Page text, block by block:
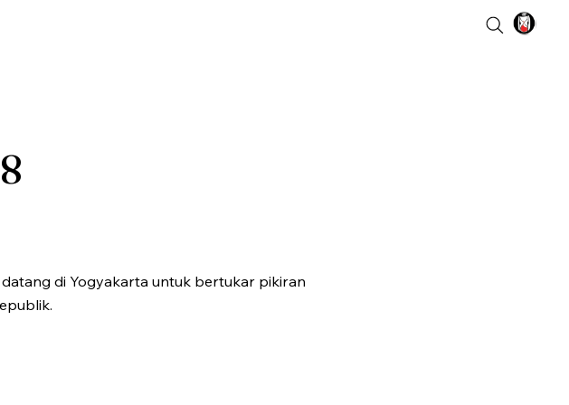
datang di Yogyakarta untuk bertukar pikiran